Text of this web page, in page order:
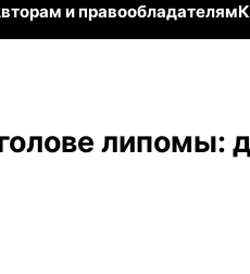
и правообладателям